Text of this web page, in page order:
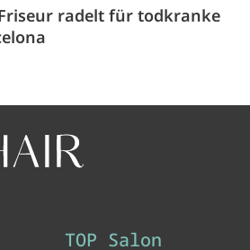
radelt für todkranke
TOP Salon